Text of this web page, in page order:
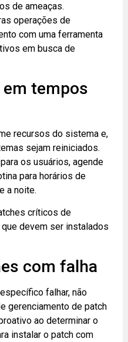
de ameaças.
operações de
com uma ferramenta
em busca de
tempos
recursos do sistema e,
sejam reiniciados.
os usuários, agende
para horários de
a noite.
críticos de
devem ser instalados
com falha
falhar, não
gerenciamento de patch
ao determinar o
instalar o patch com